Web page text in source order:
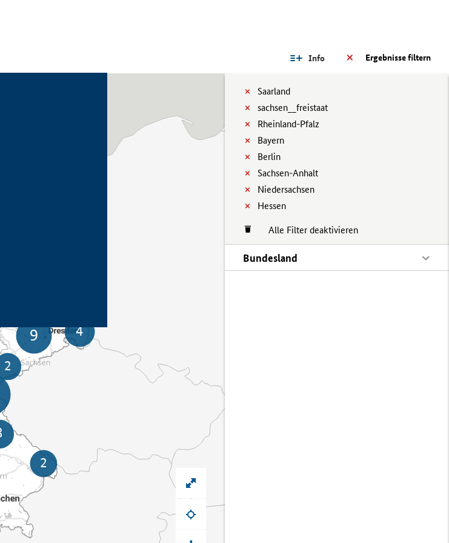
Ergebnisse filtern
Info
Saarland
sachsen__freistaat
Rheinland-Pfalz
Bayern
Berlin
Sachsen-Anhalt
Niedersachsen
Hessen
Alle Filter deaktivieren
Bundesland